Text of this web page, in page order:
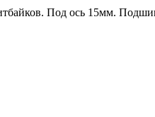
Под ось 15мм.